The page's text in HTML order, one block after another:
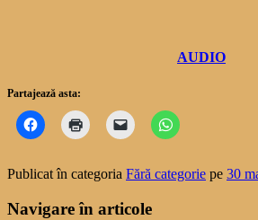
AUDIO
Partajează asta:
Publicat în categoria Fără categorie pe 30
Navigare în articole